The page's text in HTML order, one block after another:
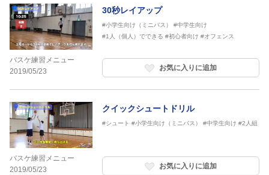
バスケ練習メニュー
2019/05/23
30秒レイアップ
#小学生向け（ミニバス）
#中学生向け
#1人（個人）でできる #初心者向け #オフェンス
お気に入りに追加
バスケ練習メニュー
2019/05/23
クイックシュートドリル
#シュート #小学生向け（ミニバス） #中学生向け #2人組
お気に入りに追加